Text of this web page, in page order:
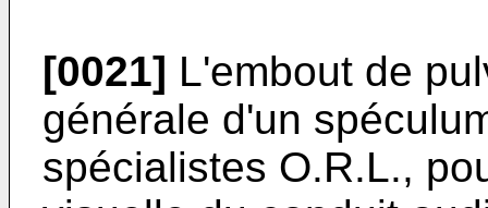
[0021] L'embout de
générale d'un
spécialistes O.R.L.,